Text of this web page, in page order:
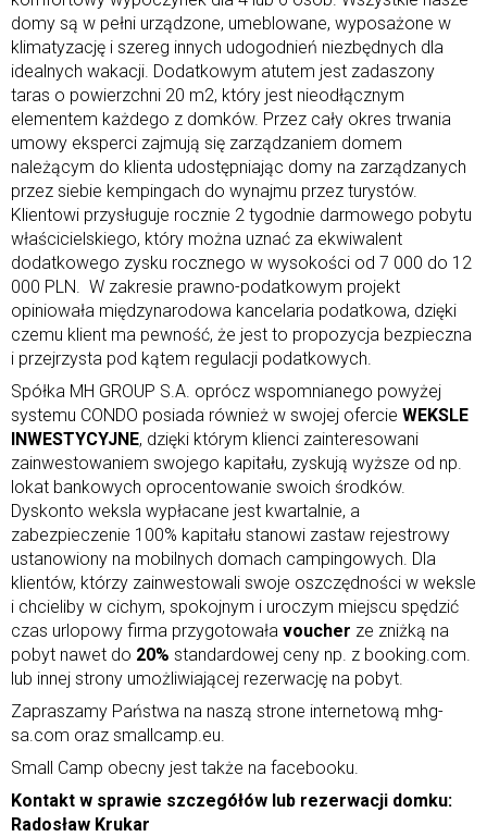
domy są w pełni urządzone, umeblowane, wyposażone w
klimatyzację i szereg innych udogodnień niezbędnych dla
idealnych wakacji. Dodatkowym atutem jest zadaszony
taras o powierzchni 20 m2, który jest nieodłącznym
elementem każdego z domków. Przez cały okres trwania
umowy eksperci zajmują się zarządzaniem domem
należącym do klienta udostępniając domy na zarządzanych
przez siebie kempingach do wynajmu przez turystów.
Klientowi przysługuje rocznie 2 tygodnie darmowego pobytu
właścicielskiego, który można uznać za ekwiwalent
dodatkowego zysku rocznego w wysokości od 7 000 do 12
000 PLN. W zakresie prawno-podatkowym projekt
opiniowała międzynarodowa kancelaria podatkowa, dzięki
czemu klient ma pewność, że jest to propozycja bezpieczna
i przejrzysta pod kątem regulacji podatkowych.
Spółka MH GROUP S.A. oprócz wspomnianego powyżej
systemu CONDO posiada również w swojej ofercie WEKSLE
INWESTYCYJNE, dzięki którym klienci zainteresowani
zainwestowaniem swojego kapitału, zyskują wyższe od np.
lokat bankowych oprocentowanie swoich środków.
Dyskonto weksla wypłacane jest kwartalnie, a
zabezpieczenie 100% kapitału stanowi zastaw rejestrowy
ustanowiony na mobilnych domach campingowych. Dla
klientów, którzy zainwestowali swoje oszczędności w weksle
i chcieliby w cichym, spokojnym i uroczym miejscu spędzić
czas urlopowy firma przygotowała voucher ze zniżką na
pobyt nawet do 20% standardowej ceny np. z booking.com.
lub innej strony umożliwiającej rezerwację na pobyt.
Zapraszamy Państwa na naszą strone internetową mhg-
sa.com oraz smallcamp.eu.
Small Camp obecny jest także na facebooku.
Kontakt w sprawie szczegółów lub rezerwacji domku:
Radosław Krukar